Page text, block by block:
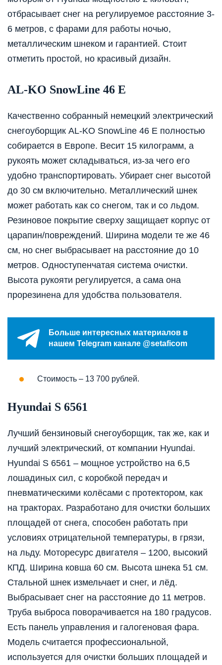
отбрасывает снег на регулируемое расстояние 3-
6 метров, с фарами для работы ночью,
металлическим шнеком и гарантией. Стоит
отметить простой, но красивый дизайн.
AL-KO SnowLine 46 E
Качественно собранный немецкий электрический
снегоуборщик AL-KO SnowLine 46 E полностью
собирается в Европе. Весит 15 килограмм, а
рукоять может складываться, из-за чего его
удобно транспортировать. Убирает снег высотой
до 30 см включительно. Металлический шнек
может работать как со снегом, так и со льдом.
Резиновое покрытие сверху защищает корпус от
царапин/повреждений. Ширина модели те же 46
см, но снег выбрасывает на расстояние до 10
метров. Одноступенчатая система очистки.
Высота рукояти регулируется, а сама она
прорезинена для удобства пользователя.
Больше интересных материалов в
нашем Telegram канале @setaficom
Стоимость – 13 700 рублей.
Hyundai S 6561
Лучший бензиновый снегоуборщик, так же, как и
лучший электрический, от компании Hyundai.
Hyundai S 6561 – мощное устройство на 6,5
лошадиных сил, с коробкой передач и
пневматическими колёсами с протектором, как
на тракторах. Разработано для очистки больших
площадей от снега, способен работать при
условиях отрицательной температуры, в грязи,
на льду. Моторесурс двигателя – 1200, высокий
КПД. Ширина ковша 60 см. Высота шнека 51 см.
Стальной шнек измельчает и снег, и лёд.
Выбрасывает снег на расстояние до 11 метров.
Труба выброса поворачивается на 180 градусов.
Есть панель управления и галогеновая фара.
Модель считается профессиональной,
используется для очистки больших площадей и